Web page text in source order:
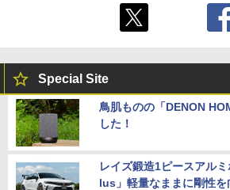
Special Site
鳥肌ものの「DENON
した！
レイズ鍛造1ピースアル
lus」軽量なままに剛性を